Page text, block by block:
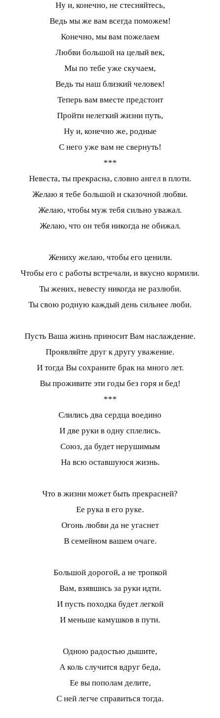
Ну и, конечно, не стесняйтесь,
Ведь мы же вам всегда поможем!
Конечно, мы вам пожелаем
Любви большой на целый век,
Мы по тебе уже скучаем,
Ведь ты наш близкий человек!
Теперь вам вместе предстоит
Пройти нелегкий жизни путь,
Ну и, конечно же, родные
С него уже вам не свернуть!
***
Невеста, ты прекрасна, словно ангел в плоти.
Желаю я тебе большой и сказочной любви.
Желаю, чтобы муж тебя сильно уважал.
Желаю, что он тебя никогда не обижал.
Жениху желаю, чтобы его ценили.
Чтобы его с работы встречали, и вкусно кормили.
Ты жених, невесту никогда не разлюби.
Ты свою родную каждый день сильнее люби.
Пусть Ваша жизнь приносит Вам наслаждение.
Проявляйте друг к другу уважение.
И тогда Вы сохраните брак на много лет.
Вы проживите эти годы без горя и бед!
***
Слились два сердца воедино
И две руки в одну сплелись.
Союз, да будет нерушимым
На всю оставшуюся жизнь.
Что в жизни может быть прекрасней?
Ее рука в его руке.
Огонь любви да не угаснет
В семейном вашем очаге.
Большой дорогой, а не тропкой
Вам, взявшись за руки идти.
И пусть походка будет легкой
И меньше камушков в пути.
Одною радостью дышите,
А коль случится вдруг беда,
Ее вы пополам делите,
С ней легче справиться тогда.